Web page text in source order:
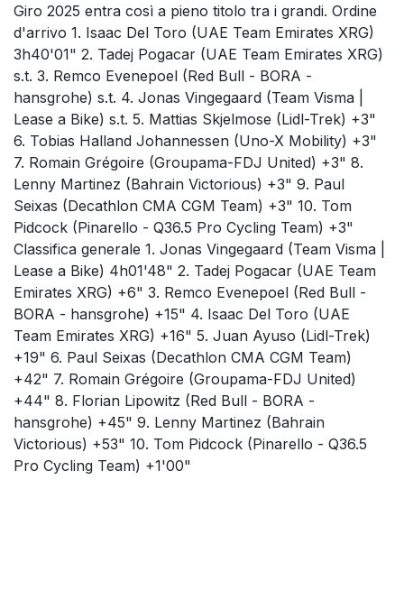
Giro 2025 entra così a pieno titolo tra i grandi. Ordine
d'arrivo 1. Isaac Del Toro (UAE Team Emirates XRG)
3h40'01" 2. Tadej Pogacar (UAE Team Emirates XRG)
s.t. 3. Remco Evenepoel (Red Bull - BORA -
hansgrohe) s.t. 4. Jonas Vingegaard (Team Visma |
Lease a Bike) s.t. 5. Mattias Skjelmose (Lidl-Trek) +3"
6. Tobias Halland Johannessen (Uno-X Mobility) +3"
7. Romain Grégoire (Groupama-FDJ United) +3" 8.
Lenny Martinez (Bahrain Victorious) +3" 9. Paul
Seixas (Decathlon CMA CGM Team) +3" 10. Tom
Pidcock (Pinarello - Q36.5 Pro Cycling Team) +3"
Classifica generale 1. Jonas Vingegaard (Team Visma |
Lease a Bike) 4h01'48" 2. Tadej Pogacar (UAE Team
Emirates XRG) +6" 3. Remco Evenepoel (Red Bull -
BORA - hansgrohe) +15" 4. Isaac Del Toro (UAE
Team Emirates XRG) +16" 5. Juan Ayuso (Lidl-Trek)
+19" 6. Paul Seixas (Decathlon CMA CGM Team)
+42" 7. Romain Grégoire (Groupama-FDJ United)
+44" 8. Florian Lipowitz (Red Bull - BORA -
hansgrohe) +45" 9. Lenny Martinez (Bahrain
Victorious) +53" 10. Tom Pidcock (Pinarello - Q36.5
Pro Cycling Team) +1'00"